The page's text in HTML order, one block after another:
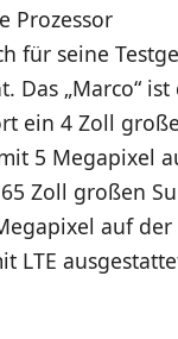
Prozessor
für seine
Das „Marco“ ist
ein 4 Zoll
5 Megapixel
Zoll großen
auf der
LTE